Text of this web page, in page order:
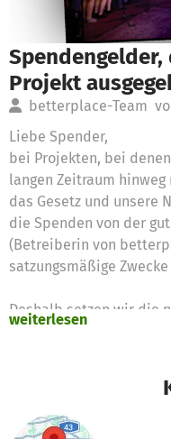
Projekt
betterplace-Team
Liebe Spender,
bei Projekten, bei
langen Zeitraum
das Gesetz und unsere
die Spenden von der
(Betreiberin von
satzungsmäßige
Deshalb setzen wir die
Vielen Dank für Eure
das betterplace.org-
weiterlesen